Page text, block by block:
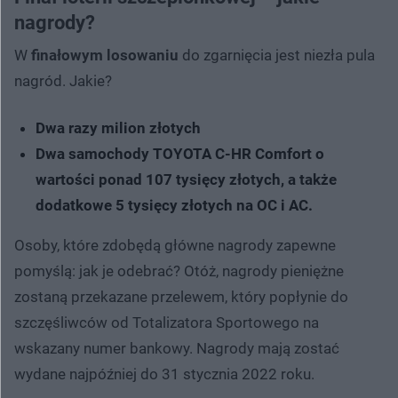
nagrody?
W finałowym losowaniu do zgarnięcia jest niezła pula
nagród. Jakie?
Dwa razy milion złotych
Dwa samochody TOYOTA C-HR Comfort o
wartości ponad 107 tysięcy złotych, a także
dodatkowe 5 tysięcy złotych na OC i AC.
Osoby, które zdobędą główne nagrody zapewne
pomyślą: jak je odebrać? Otóż, nagrody pieniężne
zostaną przekazane przelewem, który popłynie do
szczęśliwców od Totalizatora Sportowego na
wskazany numer bankowy. Nagrody mają zostać
wydane najpóźniej do 31 stycznia 2022 roku.